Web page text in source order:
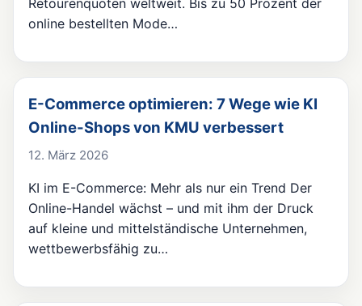
online bestellten Mode…
E-Commerce optimieren: 7 Wege wie KI
Online-Shops von KMU verbessert
12. März 2026
KI im E-Commerce: Mehr als nur ein Trend Der
Online-Handel wächst – und mit ihm der Druck
auf kleine und mittelständische Unternehmen,
wettbewerbsfähig zu…